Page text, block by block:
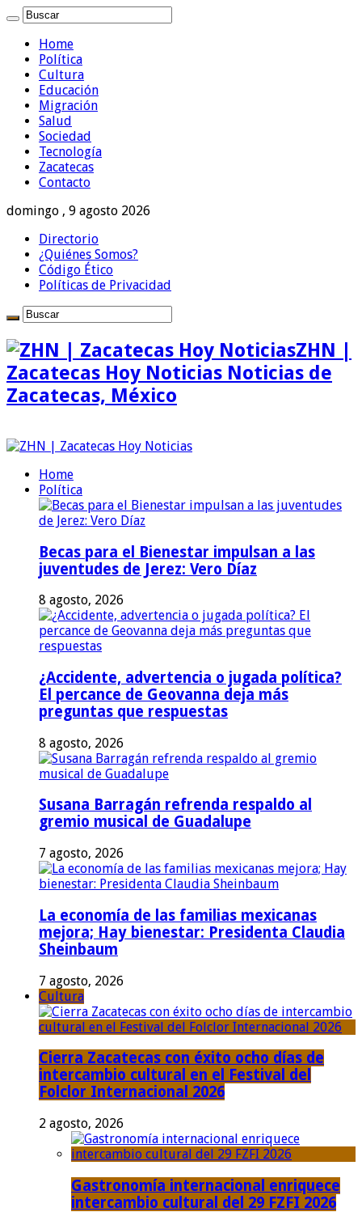
Home
Política
Cultura
Educación
Migración
Salud
Sociedad
Tecnología
Zacatecas
Contacto
domingo , 9 agosto 2026
Directorio
¿Quiénes Somos?
Código Ético
Políticas de Privacidad
ZHN |
Zacatecas Hoy Noticias Noticias de
Zacatecas, México
Home
Política
Becas para el Bienestar impulsan a las
juventudes de Jerez: Vero Díaz
8 agosto, 2026
¿Accidente, advertencia o jugada política?
El percance de Geovanna deja más
preguntas que respuestas
8 agosto, 2026
Susana Barragán refrenda respaldo al
gremio musical de Guadalupe
7 agosto, 2026
La economía de las familias mexicanas
mejora; Hay bienestar: Presidenta Claudia
Sheinbaum
7 agosto, 2026
Cultura
Cierra Zacatecas con éxito ocho días de
intercambio cultural en el Festival del
Folclor Internacional 2026
2 agosto, 2026
Gastronomía internacional enriquece
intercambio cultural del 29 FZFI 2026